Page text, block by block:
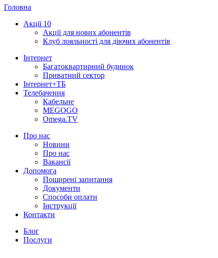
Головна
Акції 10
Акції для нових абонентів
Клуб лояльності для діючих абонентів
Інтернет
Багатоквартирний будинок
Приватний сектор
Інтернет+ТБ
Телебачення
Кабельне
MEGOGO
Omega.TV
Про нас
Новини
Про нас
Вакансії
Допомога
Поширені запитання
Документи
Способи оплати
Інструкції
Контакти
Блог
Послуги